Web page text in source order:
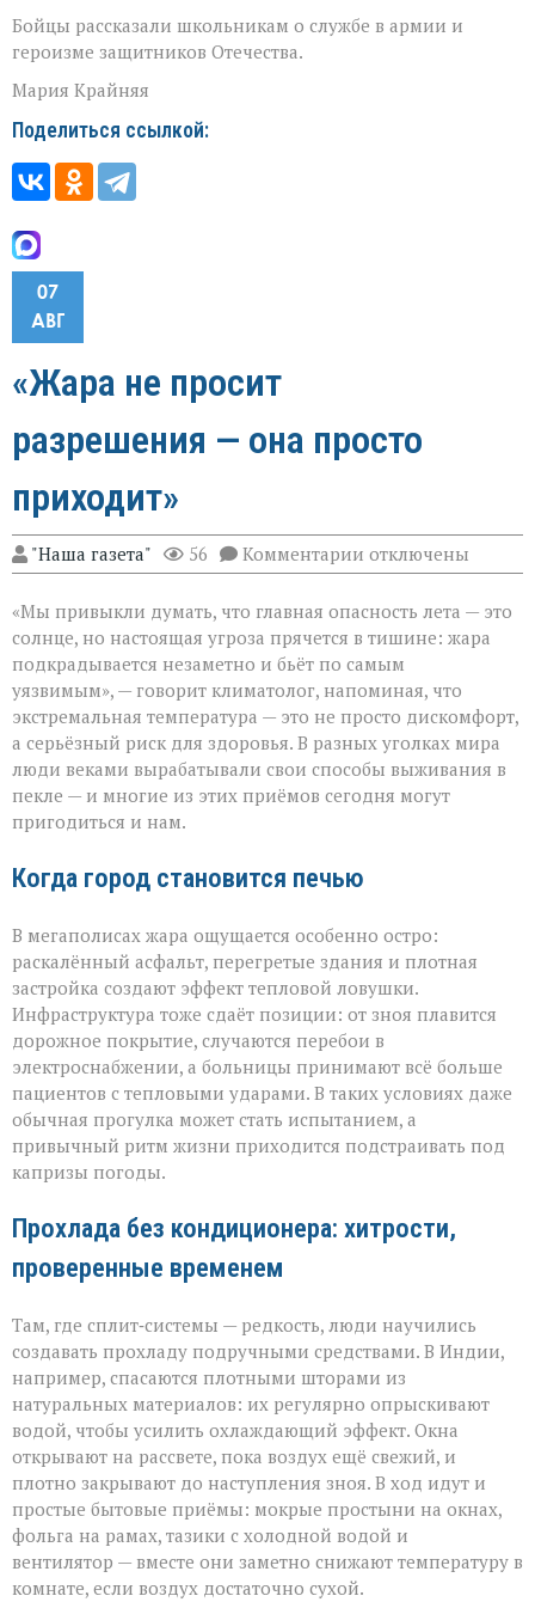
Бойцы рассказали школьникам о службе в армии и
героизме защитников Отечества.
Мария Крайняя
Поделиться ссылкой:
07
АВГ
«Жара не просит
разрешения — она просто
приходит»
"Наша газета" 56 Комментарии к
записи
не
просит
разрешения — она
просто
приходит»
отключены
«Мы привыкли думать, что главная опасность лета — это
солнце, но настоящая угроза прячется в тишине: жара
подкрадывается незаметно и бьёт по самым
уязвимым», — говорит климатолог, напоминая, что
экстремальная температура — это не просто дискомфорт,
а серьёзный риск для здоровья. В разных уголках мира
люди веками вырабатывали свои способы выживания в
пекле — и многие из этих приёмов сегодня могут
пригодиться и нам.
Когда город становится печью
В мегаполисах жара ощущается особенно остро:
раскалённый асфальт, перегретые здания и плотная
застройка создают эффект тепловой ловушки.
Инфраструктура тоже сдаёт позиции: от зноя плавится
дорожное покрытие, случаются перебои в
электроснабжении, а больницы принимают всё больше
пациентов с тепловыми ударами. В таких условиях даже
обычная прогулка может стать испытанием, а
привычный ритм жизни приходится подстраивать под
капризы погоды.
Прохлада без кондиционера: хитрости,
проверенные временем
Там, где сплит‑системы — редкость, люди научились
создавать прохладу подручными средствами. В Индии,
например, спасаются плотными шторами из
натуральных материалов: их регулярно опрыскивают
водой, чтобы усилить охлаждающий эффект. Окна
открывают на рассвете, пока воздух ещё свежий, и
плотно закрывают до наступления зноя. В ход идут и
простые бытовые приёмы: мокрые простыни на окнах,
фольга на рамах, тазики с холодной водой и
вентилятор — вместе они заметно снижают температуру в
комнате, если воздух достаточно сухой.